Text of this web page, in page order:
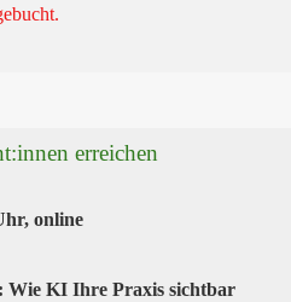
erreichen
, online
Wie KI Ihre Praxis sichtbar